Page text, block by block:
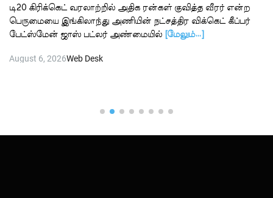
டி20 கிரிக்கெட் வரலாற்றில் அதிக ரன்கள் குவித்த வீரர் என்ற
பெருமையை இங்கிலாந்து அணியின் நட்சத்திர விக்கெட் கீப்பர்
பேட்ஸ்மேன் ஜாஸ் பட்லர் அண்மையில்
[மேலும்…]
August 6, 2026Web Desk